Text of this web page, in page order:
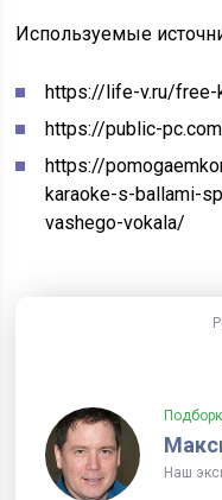
Используемые
https://life-v.ru/free-
https://public-
https://
karaoke-s-ballami-
vashego-vokala/
Наш